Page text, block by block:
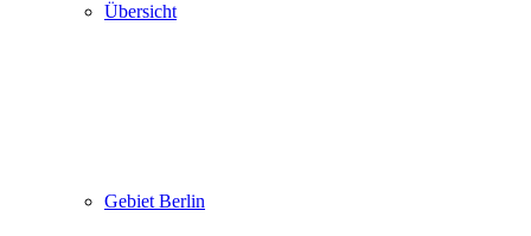
Übersicht
Gebiet Berlin